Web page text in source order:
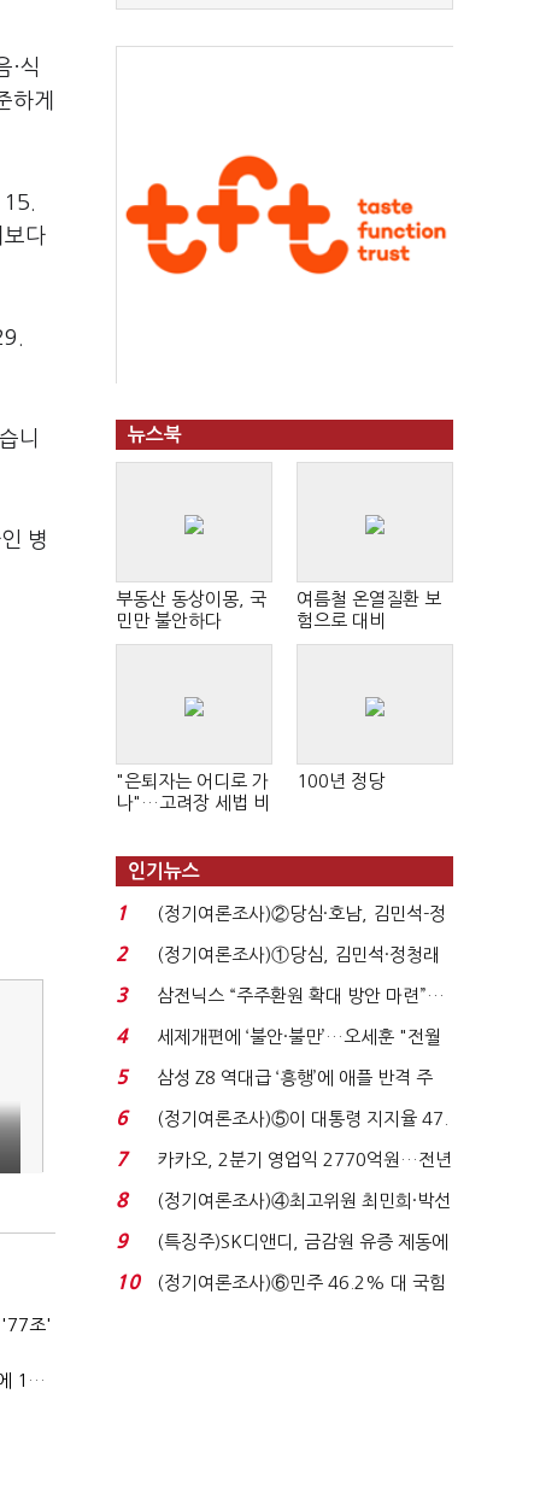
·식
하게
다
니
병
'77조'
(2024 예산안)첨단산업 2조1600억원…원전·방산·플랜트에 1조3000억원
뉴스북
부동산 동상이몽, 국
민만 불안하다
여름철 온열질환 보
험으로 대비
"은퇴자는 어디로 가
나"…고려장 세법 비
100년 정당
인기뉴스
1
(정기여론조사)②당심·호남, 김민석-정
청래 '초접전'...
2
(정기여론조사)①당심, 김민석·정청래
'초접전'…대통령 ...
3
삼전닉스 “주주환원 확대 방안 마련”…
로이터에 성명...
4
세제개편에 ‘불안·불만’…오세훈 "전월
세 구하기 더 ...
5
삼성 Z8 역대급 ‘흥행’에 애플 반격 주
목…9월 ‘폴...
6
(정기여론조사)⑤이 대통령 지지율 47.
7%…일주일 만에 ...
7
카카오, 2분기 영업익 2770억원…전년
비 36% 증가...
8
(정기여론조사)④최고위원 최민희·박선
원 '양강'…서미...
9
(특징주)SK디앤디, 금감원 유증 제동에
장 초반 상한가...
10
(정기여론조사)⑥민주 46.2% 대 국힘